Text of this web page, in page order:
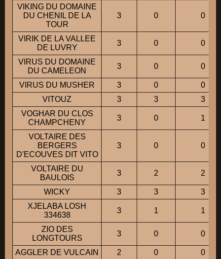
VIKING DU DOMAINE
DU CHENIL DE LA
TOUR
3 0 0
VIRIK DE LA VALLEE
DE LUVRY
3 0 0
VIRUS DU DOMAINE
DU CAMELEON
3 0 0
VIRUS DU MUSHER 3 0
0
VITOUZ
3 3
3
VOGHAR DU CLOS
CHAMPCHENY
3 0 1
VOLTAIRE DES
BERGERS
D'ECOUVES DIT VITO
3 0 0
VOLTAIRE DU
BAULOIS
3 2 2
WICKY 3 3
3
XJELABA LOSH
334638
3 1 1
ZIO DES
LONGTOURS
3 0 0
AGGLER DE VULCAIN 2 0
0